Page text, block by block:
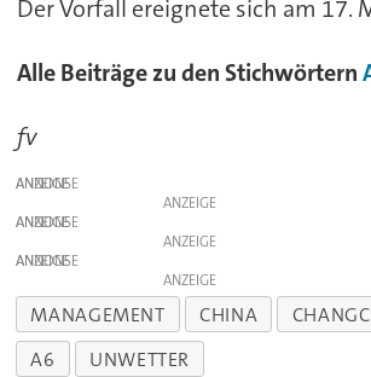
Der Vorfall ereignete sich am 17.
Alle Beiträge zu den Stichwörtern
fv
ANZEIGE
ANZEIGE
ANZEIGE
ANZEIGE
ANZEIGE
ANZEIGE
MANAGEMENT CHINA
A6
UNWETTER